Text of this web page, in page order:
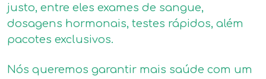
justo, entre eles exames de sangue,
dosagens hormonais, testes rápidos, além
pacotes exclusivos.
Nós queremos garantir mais saúde com um